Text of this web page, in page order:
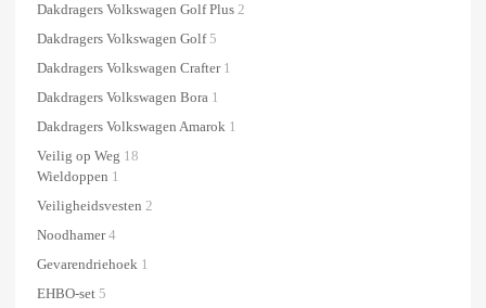
Dakdragers Volkswagen Golf Plus 2
Dakdragers Volkswagen Golf 5
Dakdragers Volkswagen Crafter 1
Dakdragers Volkswagen Bora 1
Dakdragers Volkswagen Amarok 1
Veilig op Weg 18
Wieldoppen 1
Veiligheidsvesten 2
Noodhamer 4
Gevarendriehoek 1
EHBO-set 5